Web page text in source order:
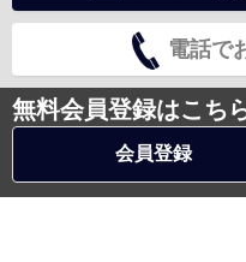
電話で
無料会員登録はこち
会員登録